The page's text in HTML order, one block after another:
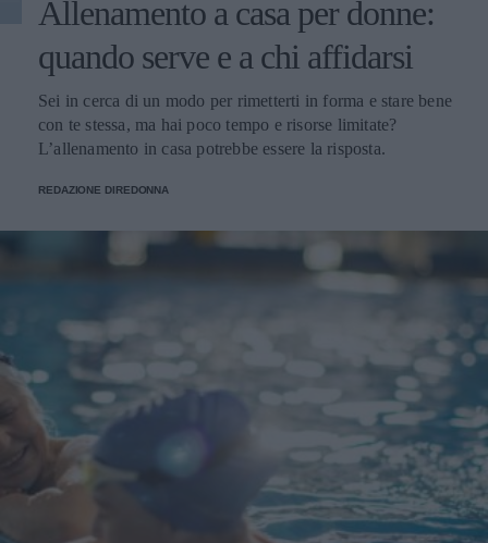
desidera un percorso personalizzato sulla propria
situazione, una consulenza Sautón può aiutare a
individuare le abitudini più utili al proprio caso specifico,
senza protocolli standard. In sintesi Il microbiota
intestinale influenza energia, umore e difese molto più di
quanto si immagini. Curarlo con varietà vegetale, fibre,
gestione dello stress — è un investimento concreto sul
strategie di salute, dà spesso risultati percepibili in tempi
sorprendentemente brevi. Articolo con contenuti
Allenamento a casa per donne:
quando serve e a chi affidarsi
Sei in cerca di un modo per rimetterti in forma e stare bene
con te stessa, ma hai poco tempo e risorse limitate?
L’allenamento in casa potrebbe essere la risposta.
REDAZIONE DIREDONNA